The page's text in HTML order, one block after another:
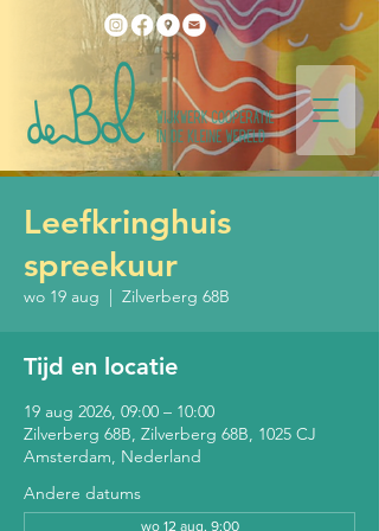
Leefkringhuis
spreekuur
wo 19 aug
  |
Zilverberg 68B
Tijd en locatie
19 aug 2026, 09:00 – 10:00
Zilverberg 68B, Zilverberg 68B, 1025 CJ
Amsterdam, Nederland
Andere datums
wo 12 aug, 9:00